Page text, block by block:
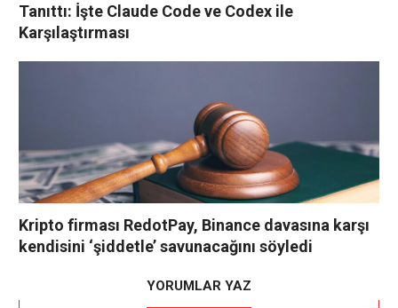
Tanıttı: İşte Claude Code ve Codex ile
Karşılaştırması
Kripto firması RedotPay, Binance davasına karşı
kendisini ‘şiddetle’ savunacağını söyledi
YORUMLAR YAZ